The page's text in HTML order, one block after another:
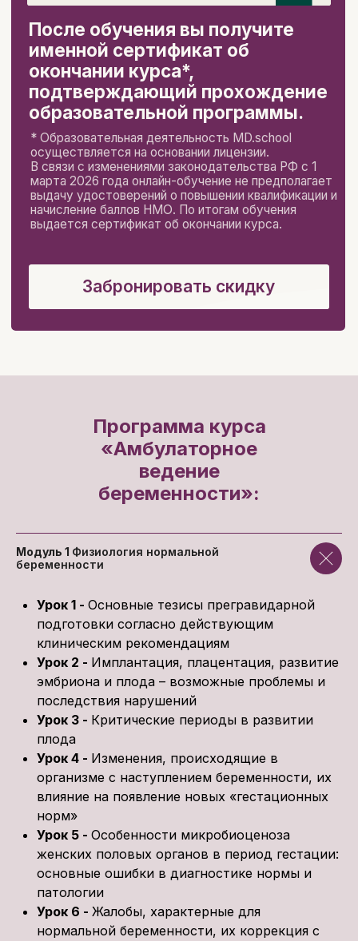
Программа курса
«Амбулаторное
ведение
беременности»:
Модуль 1 Физиология нормальной
беременности
Урок 1 - Основные тезисы прегравидарной
подготовки согласно действующим
клиническим рекомендациям
Урок 2 - Имплантация, плацентация, развитие
эмбриона и плода – возможные проблемы и
последствия нарушений
Урок 3 - Критические периоды в развитии
плода
Урок 4 - Изменения, происходящие в
организме с наступлением беременности, их
влияние на появление новых «гестационных
норм»
Урок 5 - Особенности микробиоценоза
женских половых органов в период гестации:
основные ошибки в диагностике нормы и
патологии
Урок 6 - Жалобы, характерные для
нормальной беременности, их коррекция с
Курс «Амбулаторное
ведение беременности»
это:
все необходимое о
планировании и
ведении
беременности в
одном месте
только
доказательный
подход,основанный
на современных
российских и
международных
рекомендациях
коллегами и
курс «Эффективное
Забронировать скидку
Преподаватель